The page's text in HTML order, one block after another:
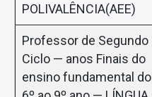
POLIVALÊNCIA(AEE)
Professor de Segundo
Ciclo — anos Finais do
ensino fundamental do